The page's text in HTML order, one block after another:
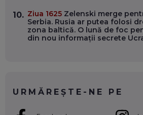
EP. 52
ROBERT GRAUR, FOMO:
ÎN SALĂ, DAR ÎNVĂȚĂM UNII DE
PARTICIPANȚII LA DEZBATERILE
10. Ziua 1625 Zelenski merge
Serbia. Rusia ar putea folosi
zona baltică. O lună de foc
din nou informații secrete
URMĂREȘTE-NE PE